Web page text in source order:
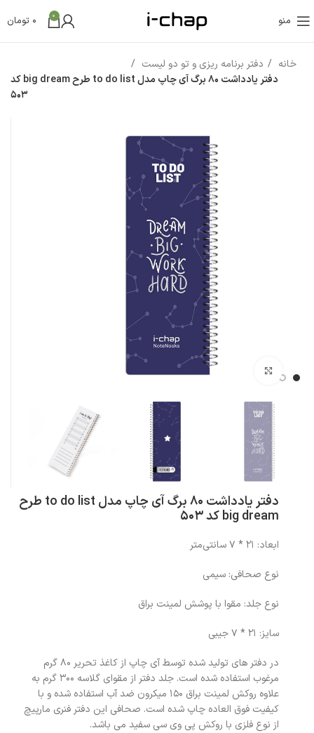
منو 0
0 تومان
خانه
دفتر برنامه ریزی و تو دو لیست
دفتر یادداشت 80 برگ آی چاپ مدل to do list طرح big dream کد
503
بزرگنمایی تصویر
دفتر یادداشت 80 برگ آی چاپ مدل to do list طرح
big dream کد 503
ابعاد: 21 * 7 سانتی‌متر
نوع صحافی: سیمی
نوع جلد: مقوا با پوشش لمینت براق
سایز: 21 * 7 جیبی
در دفتر های تولید شده توسط آی چاپ از کاغذ تحریر 80 گرم
مرغوب استفاده شده است. جلد دفتر از مقوای گلاسه 300 گرم به
علاوه روکش لمینت براق 150 میکرون ضد آب استفاده شده و با
کیفیت فوق العاده چاپ شده است. صحافی این دفتر فنری مارپیچ
از نوع فلزی با روکش پی وی سی سفید می باشد.